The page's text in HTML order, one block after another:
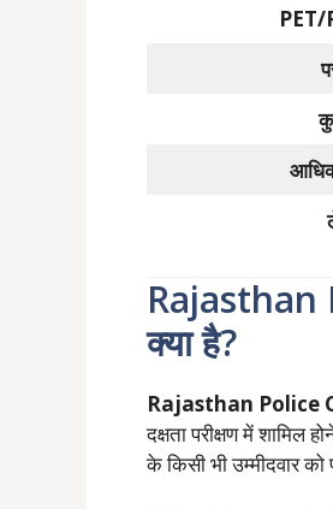
PET/
Rajasthan
क्या है?
Rajasthan Police
दक्षता परीक्षण में शामिल
के किसी भी उम्मीदवार को